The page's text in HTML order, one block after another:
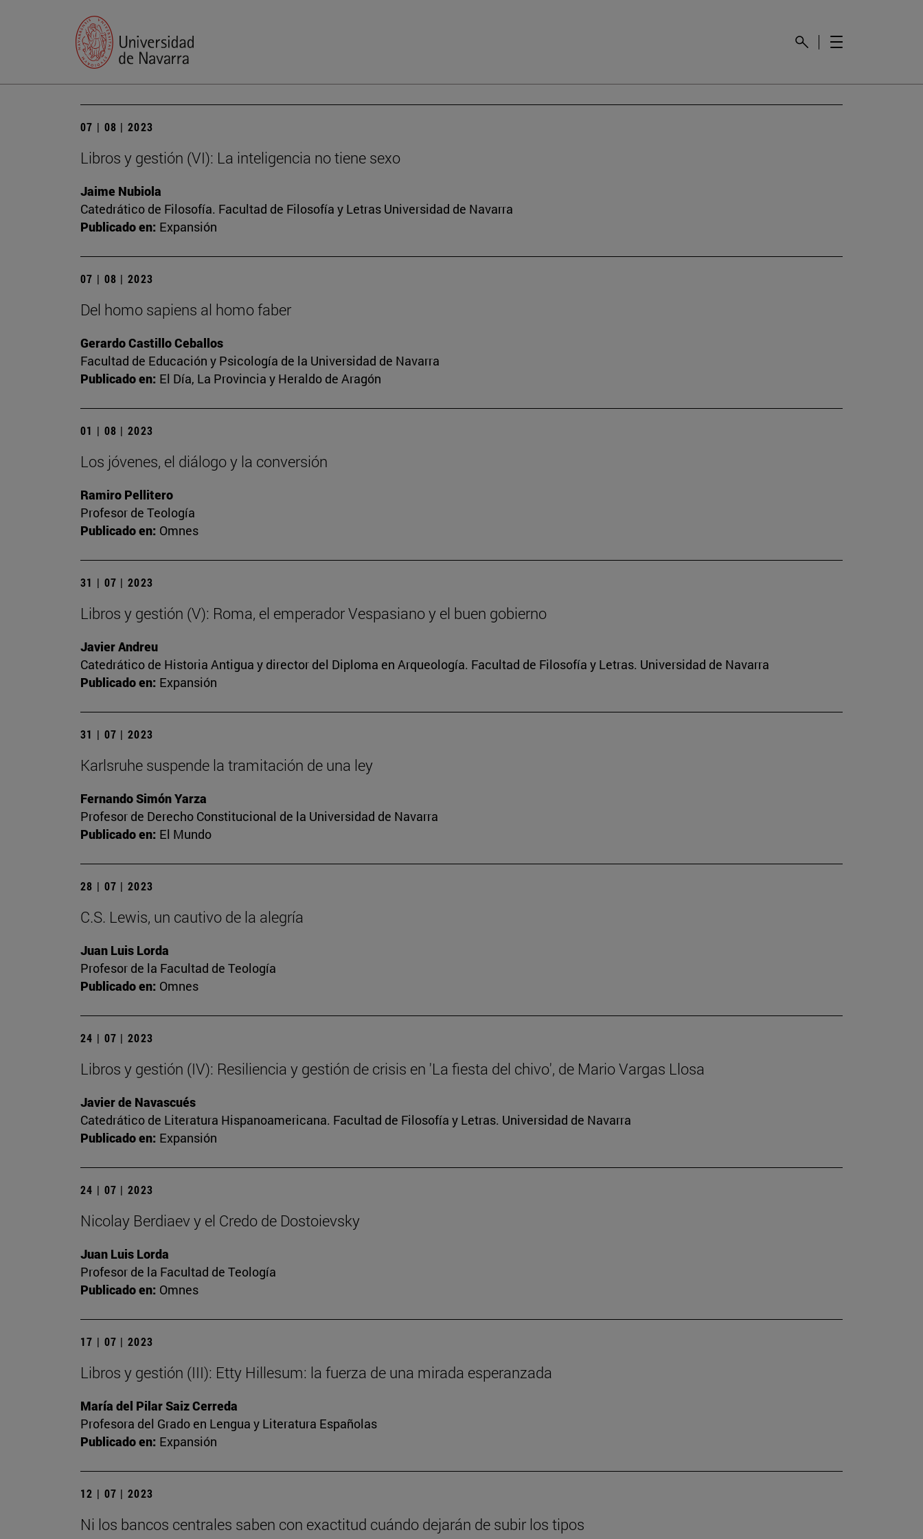
07 | 08 | 2023
Libros y gestión (VI): La inteligencia no tiene sexo
Jaime Nubiola
Catedrático de Filosofía. Facultad de Filosofía y Letras Universidad de Navarra
Publicado en: Expansión
07 | 08 | 2023
Del homo sapiens al homo faber
Gerardo Castillo Ceballos
Facultad de Educación y Psicología de la Universidad de Navarra
Publicado en: El Día, La Provincia y Heraldo de Aragón
01 | 08 | 2023
Los jóvenes, el diálogo y la conversión
Ramiro Pellitero
Profesor de Teología
Publicado en: Omnes
31 | 07 | 2023
Libros y gestión (V): Roma, el emperador Vespasiano y el buen gobierno
Javier Andreu
Catedrático de Historia Antigua y director del Diploma en Arqueología. Facultad de Filosofía y Letras. Universidad de Navarra
Publicado en: Expansión
31 | 07 | 2023
Karlsruhe suspende la tramitación de una ley
Fernando Simón Yarza
Profesor de Derecho Constitucional de la Universidad de Navarra
Publicado en: El Mundo
28 | 07 | 2023
C.S. Lewis, un cautivo de la alegría
Juan Luis Lorda
Profesor de la Facultad de Teología
Publicado en: Omnes
24 | 07 | 2023
Libros y gestión (IV): Resiliencia y gestión de crisis en 'La fiesta del chivo', de Mario Vargas Llosa
Javier de Navascués
Catedrático de Literatura Hispanoamericana. Facultad de Filosofía y Letras. Universidad de Navarra
Publicado en: Expansión
24 | 07 | 2023
Nicolay Berdiaev y el Credo de Dostoievsky
Juan Luis Lorda
Profesor de la Facultad de Teología
Publicado en: Omnes
17 | 07 | 2023
Libros y gestión (III): Etty Hillesum: la fuerza de una mirada esperanzada
María del Pilar Saiz Cerreda
Profesora del Grado en Lengua y Literatura Españolas
Publicado en: Expansión
12 | 07 | 2023
Ni los bancos centrales saben con exactitud cuándo dejarán de subir los tipos